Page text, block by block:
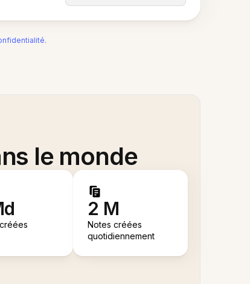
.
le monde
2 M
Notes créées
quotidiennement